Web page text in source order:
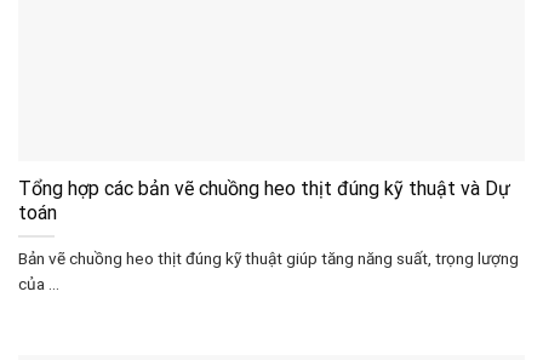
Tổng hợp các bản vẽ chuồng heo thịt đúng kỹ thuật và Dự
toán
Bản vẽ chuồng heo thịt đúng kỹ thuật giúp tăng năng suất, trọng lượng
của ...